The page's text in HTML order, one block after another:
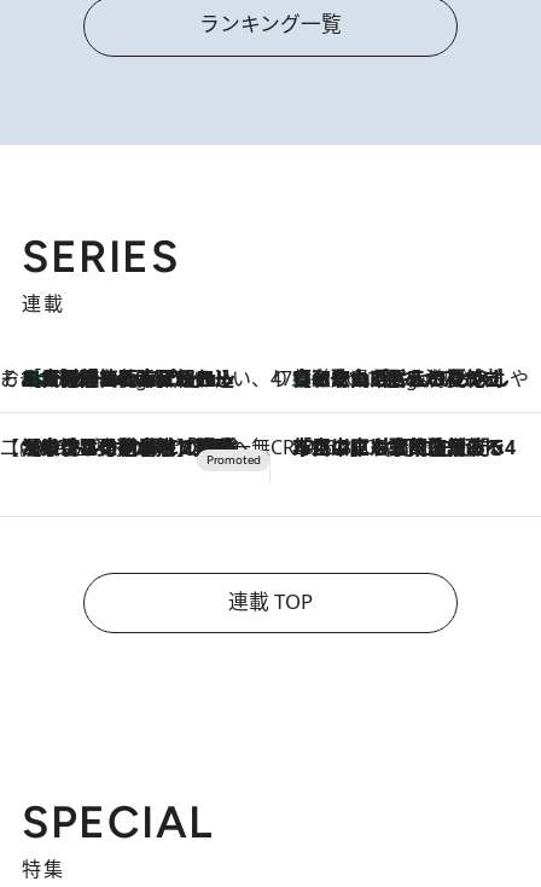
ランキング一覧
SERIES
連載
そおだよおこの関西おいしい、おやつ紀行7 Hours Ago
［大阪府箕面市］一皿一皿目の前で仕上げられる、料理を巧みに組み込んだアシェットデセールコース「ミチル アシェット デセール（Michiru assiette dessert）」 47都道府県の手みやげ ひんやりスイーツで夏を満喫
7 Hours Ago
【和歌山県】この夏絶対食べたい 冷やしておいしいおやつ3選 みかんがごろっと丸ごと入ったジュレ
【CREA×星野リゾート】唯一無二。癒しと発見が待つ場所へ
2026.8.7
【トンボの足水浴】ヒノキの香りに包まれて涼感マックス！約13℃の湧水かけ流しを避暑地「星野温泉 トンボの湯」で体験 CREA'S CHOICE
2026.8.7
「立川にも歌舞伎があるんだよ」 片岡仁左衛門・市川中車ら豪華座組みで4年目の立川立飛歌舞伎へ
連載 TOP
SPECIAL
特集